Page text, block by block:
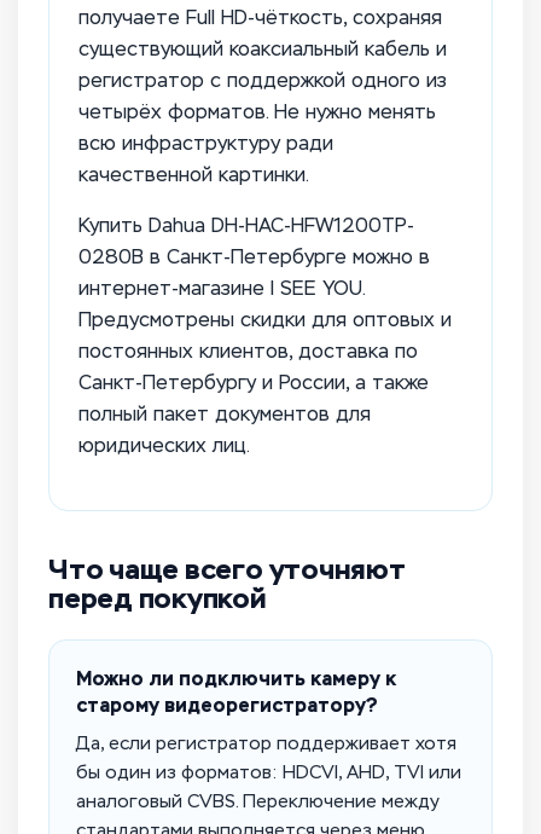
получаете Full HD-чёткость, сохраняя
существующий коаксиальный кабель и
регистратор с поддержкой одного из
четырёх форматов. Не нужно менять
всю инфраструктуру ради
качественной картинки.
Купить Dahua DH-HAC-HFW1200TP-
0280B в Санкт-Петербурге можно в
интернет-магазине I SEE YOU.
Предусмотрены скидки для оптовых и
постоянных клиентов, доставка по
Санкт-Петербургу и России, а также
полный пакет документов для
юридических лиц.
Что чаще всего уточняют
перед покупкой
Можно ли подключить камеру к
старому видеорегистратору?
Да, если регистратор поддерживает хотя
бы один из форматов: HDCVI, AHD, TVI или
аналоговый CVBS. Переключение между